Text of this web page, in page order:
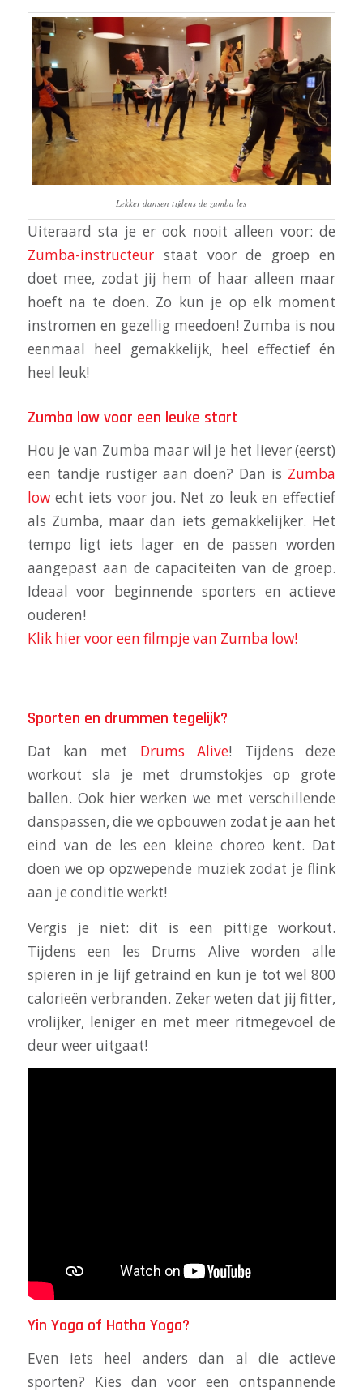
Lekker dansen tijdens de zumba les
Uiteraard sta je er ook nooit alleen voor: de
Zumba-instructeurstaat voor de groep en
doet mee, zodat jij hem of haar alleen maar
hoeft na te doen. Zo kun je op elk moment
instromen en gezellig meedoen! Zumba is nou
eenmaal heel gemakkelijk, heel effectief én
heel leuk!
Zumba low voor een leuke start
Hou je van Zumba maar wil je het liever (eerst)
een tandje rustiger aan doen? Dan is Zumba
lowecht iets voor jou. Net zo leuk en effectief
als Zumba, maar dan iets gemakkelijker. Het
tempo ligt iets lager en de passen worden
aangepast aan de capaciteiten van de groep.
Ideaal voor beginnende sporters en actieve
ouderen!
Klik hier voor een filmpje van Zumba low!
Sporten en drummen tegelijk?
Dat kan met Drums Alive! Tijdens deze
workout sla je met drumstokjes op grote
ballen. Ook hier werken we met verschillende
danspassen, die we opbouwen zodat je aan het
eind van de les een kleine choreo kent. Dat
doen we op opzwepende muziek zodat je flink
aan je conditie werkt!
Vergis je niet: dit is een pittige workout.
Tijdens een les Drums Alive worden alle
spieren in je lijf getraind en kun je tot wel 800
calorieën verbranden. Zeker weten dat jij fitter,
vrolijker, leniger en met meer ritmegevoel de
deur weer uitgaat!
Yin Yoga of Hatha Yoga?
Even iets heel anders dan al die actieve
sporten? Kies dan voor een ontspannende